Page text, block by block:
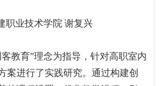
职业技术学院 谢复兴
客教育”理念为指导，针对高职室内
案进行了实践研究。通过构建创